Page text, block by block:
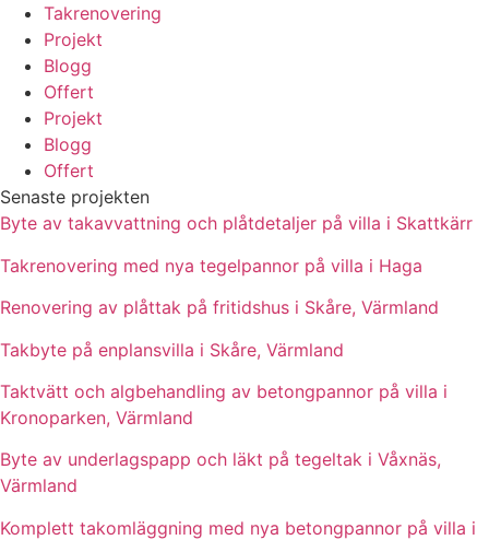
Takrenovering
Projekt
Blogg
Offert
Projekt
Blogg
Offert
Senaste projekten
Byte av takavvattning och plåtdetaljer på villa i Skattkärr
Takrenovering med nya tegelpannor på villa i Haga
Renovering av plåttak på fritidshus i Skåre, Värmland
Takbyte på enplansvilla i Skåre, Värmland
Taktvätt och algbehandling av betongpannor på villa i
Kronoparken, Värmland
Byte av underlagspapp och läkt på tegeltak i Våxnäs,
Värmland
Komplett takomläggning med nya betongpannor på villa i